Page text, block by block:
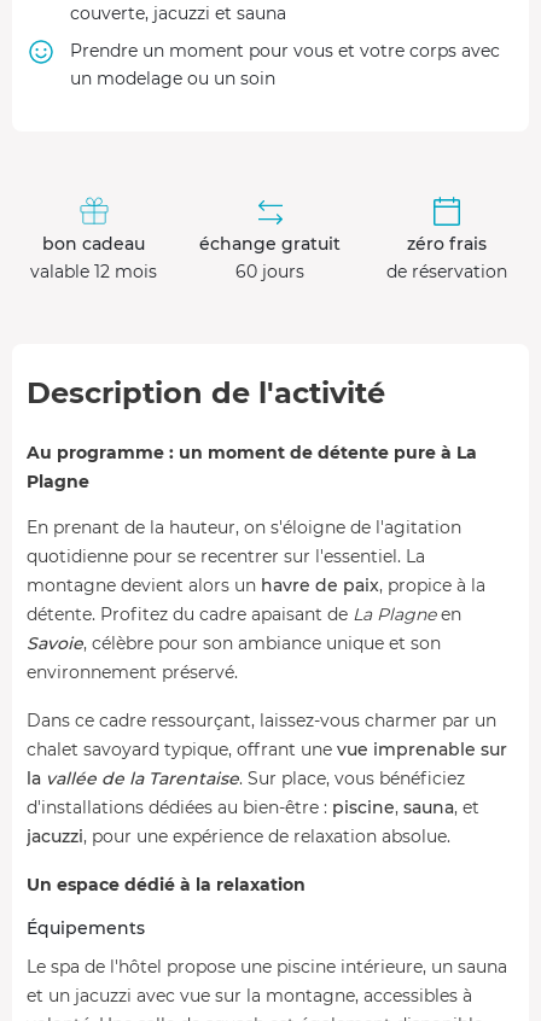
couverte, jacuzzi et sauna
Prendre un moment pour vous et votre corps avec
un modelage ou un soin
bon cadeau
valable 12 mois
échange gratuit
60 jours
zéro frais
de réservation
Description de l'activité
Au programme : un moment de détente pure à La
Plagne
En prenant de la hauteur, on s'éloigne de l'agitation
quotidienne pour se recentrer sur l'essentiel. La
montagne devient alors un havre de paix, propice à la
détente. Profitez du cadre apaisant de La Plagneen
Savoie, célèbre pour son ambiance unique et son
environnement préservé.
Dans ce cadre ressourçant, laissez-vous charmer par un
chalet savoyard typique, offrant une vue imprenable sur
la vallée de la Tarentaise. Sur place, vous bénéficiez
d'installations dédiées au bien-être : piscine, sauna, et
jacuzzi, pour une expérience de relaxation absolue.
Un espace dédié à la relaxation
Équipements
Le spa de l'hôtel propose une piscine intérieure, un sauna
et un jacuzzi avec vue sur la montagne, accessibles à